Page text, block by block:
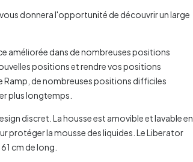
donnera l'opportunité de découvrir un large
améliorée dans de nombreuses positions
positions et rendre vos positions
Ramp, de nombreuses positions difficiles
plus longtemps.
discret. La housse est amovible et lavable en
protéger la mousse des liquides. Le Liberator
cm de long.